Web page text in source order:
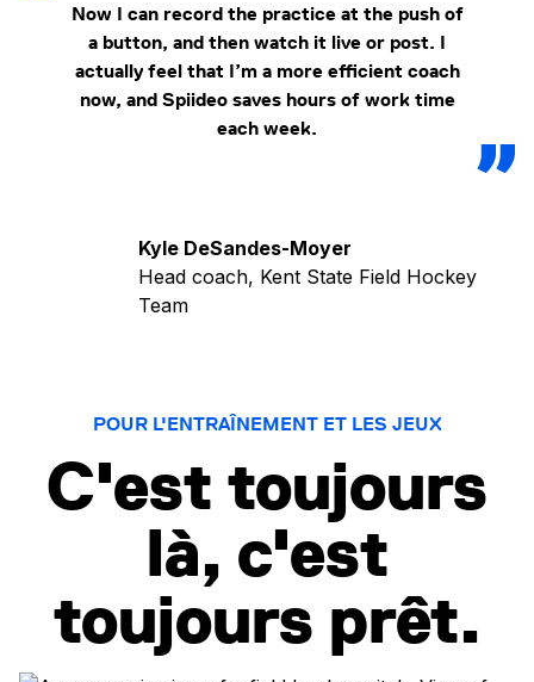
Now I can record the practice at the push of
a button, and then watch it live or post. I
actually feel that I’m a more efficient coach
now, and Spiideo saves hours of work time
each week.
Kyle DeSandes-Moyer
Head coach, Kent State Field Hockey
Team
POUR L'ENTRAÎNEMENT ET LES JEUX
C'est toujours
là, c'est
toujours prêt.